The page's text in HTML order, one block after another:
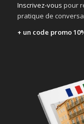
Inscrivez-vous pour
pratique de
+ un code promo